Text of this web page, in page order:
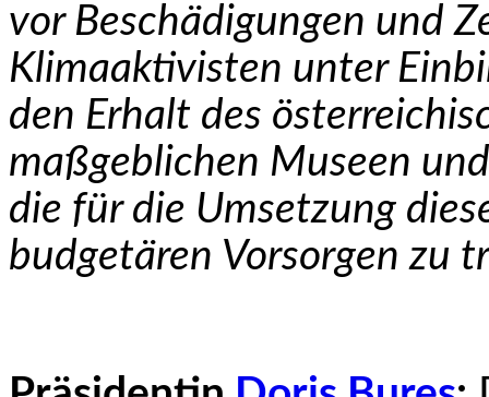
vor Beschädigungen und
Klimaaktivisten unter
den Erhalt des
maßgeblichen Museen
die für die Umsetzung
budge­tären Vorsorgen zu